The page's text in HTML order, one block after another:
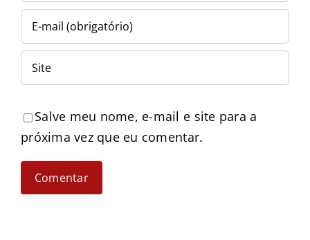
Salve meu nome, e-mail e site para a
próxima vez que eu comentar.